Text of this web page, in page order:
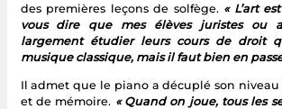
des premières leçons de solfège. « L’art
vous dire que mes élèves juristes ou
largement étudier leurs cours de droit
musique classique, mais il faut bien en
Il admet que le piano a décuplé son
et de mémoire. « Quand on joue, tous les